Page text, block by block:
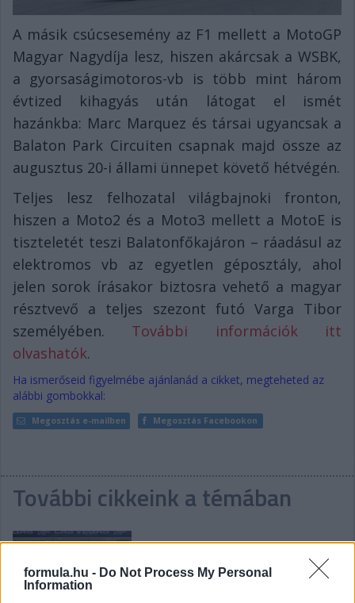
formula.hu - Do Not Process My Personal
Information
A másik csúcsesemény az F1 mellett a MotoGP
Magyar Nagydíja lesz, hiszen akárcsak a WSBK,
a gyorsaságimotoros-vb is több mint három
évtized kihagyás után látogat el ismét
hazánkba: Marc Marquez és társai ugyancsak a
Balaton Park Circuiten csapnak majd össze az
augusztus 20-i állami ünnepet követő hétvégén.
Teljes lesz felhozatal világbajnoki fronton,
hiszen a Moto2 és a Moto3 mellett a MotoE is
tiszteletét teszi Balatonfőkajáron – ráadásul az
elektromos vb az egyetlen géposztály, ahol
jelen sorok írásakor biztosra vehető a magyar
résztvevő a teljes szezont futó Varga Tibor
személyében. További információk itt
olvashatók.
Ha ismerőseid figyelmébe ajánlanád a cikket, megteheted az
alábbi gombokkal:
Megosztás e-mailben Megosztás Facebookon
További cikkeink a témában